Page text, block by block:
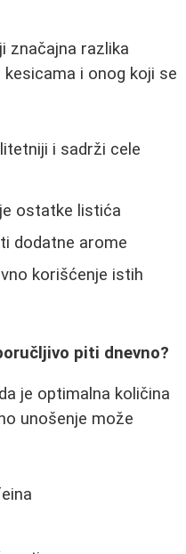
značajna razlika
i onog koji se
i sadrži cele
ostatke listića
dodatne arome
korišćenje istih
piti dnevno?
je optimalna količina
unošenje može